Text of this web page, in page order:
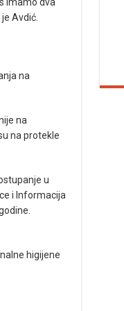
Avdić.
na
na
na protekle
u
i Informacija
higijene